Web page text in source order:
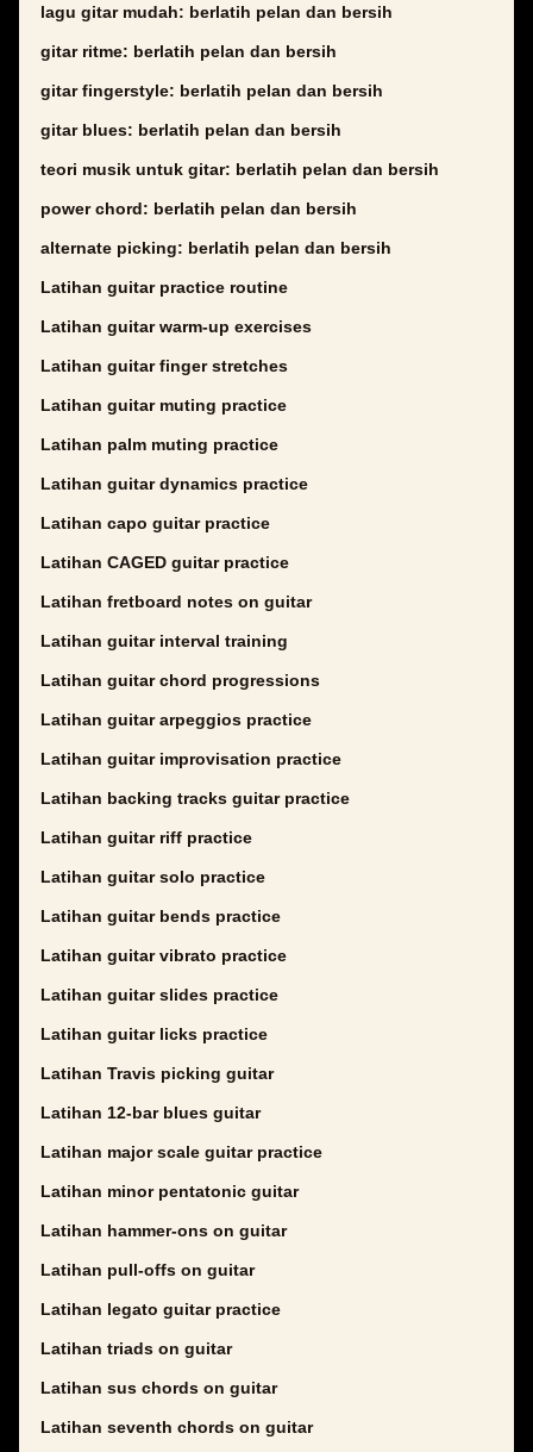
lagu gitar mudah: berlatih pelan dan bersih
gitar ritme: berlatih pelan dan bersih
gitar fingerstyle: berlatih pelan dan bersih
gitar blues: berlatih pelan dan bersih
teori musik untuk gitar: berlatih pelan dan bersih
power chord: berlatih pelan dan bersih
alternate picking: berlatih pelan dan bersih
Latihan guitar practice routine
Latihan guitar warm-up exercises
Latihan guitar finger stretches
Latihan guitar muting practice
Latihan palm muting practice
Latihan guitar dynamics practice
Latihan capo guitar practice
Latihan CAGED guitar practice
Latihan fretboard notes on guitar
Latihan guitar interval training
Latihan guitar chord progressions
Latihan guitar arpeggios practice
Latihan guitar improvisation practice
Latihan backing tracks guitar practice
Latihan guitar riff practice
Latihan guitar solo practice
Latihan guitar bends practice
Latihan guitar vibrato practice
Latihan guitar slides practice
Latihan guitar licks practice
Latihan Travis picking guitar
Latihan 12-bar blues guitar
Latihan major scale guitar practice
Latihan minor pentatonic guitar
Latihan hammer-ons on guitar
Latihan pull-offs on guitar
Latihan legato guitar practice
Latihan triads on guitar
Latihan sus chords on guitar
Latihan seventh chords on guitar